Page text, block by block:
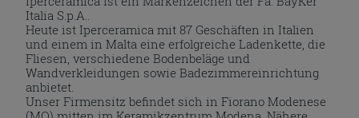
Italia S.p.A..
Heute ist Iperceramica mit 87 Geschäften in Italien
und einem in Malta eine erfolgreiche Ladenkette, die
Fliesen, verschiedene Bodenbeläge und
Wandverkleidungen sowie Badezimmereinrichtung
anbietet.
Unser Firmensitz befindet sich in Fiorano Modenese